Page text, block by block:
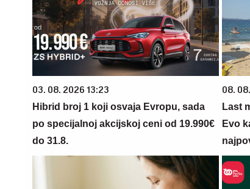
03. 08. 2026 13:23
Hibrid broj 1 koji osvaja Evropu, sada
po specijalnoj akcijskoj ceni od 19.990€
do 31.8.
08.
Last
Evo